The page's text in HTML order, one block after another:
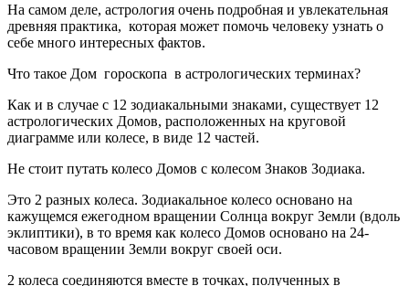
На самом деле, астрология очень подробная и увлекательная
древняя практика, которая может помочь человеку узнать о
себе много интересных фактов.
Что такое Дом гороскопа в астрологических терминах?
Как и в случае с 12 зодиакальными знаками, существует 12
астрологических Домов, расположенных на круговой
диаграмме или колесе, в виде 12 частей.
Не стоит путать колесо Домов с колесом Знаков Зодиака.
Это 2 разных колеса. Зодиакальное колесо основано на
кажущемся ежегодном вращении Солнца вокруг Земли (вдоль
эклиптики), в то время как колесо Домов основано на 24-
часовом вращении Земли вокруг своей оси.
2 колеса соединяются вместе в точках, полученных в